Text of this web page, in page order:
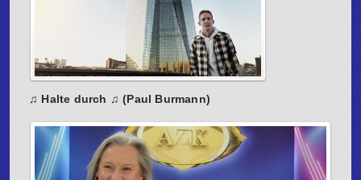
♫ Halte durch ♫ (Paul Burmann)